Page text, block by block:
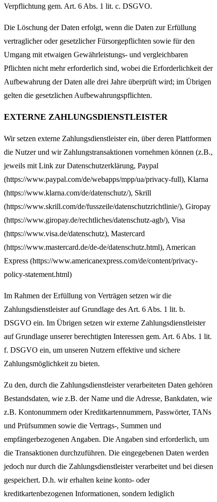
Verpflichtung gem. Art. 6 Abs. 1 lit. c. DSGVO.
Die Löschung der Daten erfolgt, wenn die Daten zur Erfüllung
vertraglicher oder gesetzlicher Fürsorgepflichten sowie für den
Umgang mit etwaigen Gewährleistungs- und vergleichbaren
Pflichten nicht mehr erforderlich sind, wobei die Erforderlichkeit der
Aufbewahrung der Daten alle drei Jahre überprüft wird; im Übrigen
gelten die gesetzlichen Aufbewahrungspflichten.
EXTERNE ZAHLUNGSDIENSTLEISTER
Wir setzen externe Zahlungsdienstleister ein, über deren Plattformen
die Nutzer und wir Zahlungstransaktionen vornehmen können (z.B.,
jeweils mit Link zur Datenschutzerklärung, Paypal
(https://www.paypal.com/de/webapps/mpp/ua/privacy-full), Klarna
(https://www.klarna.com/de/datenschutz/), Skrill
(https://www.skrill.com/de/fusszeile/datenschutzrichtlinie/), Giropay
(https://www.giropay.de/rechtliches/datenschutz-agb/), Visa
(https://www.visa.de/datenschutz), Mastercard
(https://www.mastercard.de/de-de/datenschutz.html), American
Express (https://www.americanexpress.com/de/content/privacy-
policy-statement.html)
Im Rahmen der Erfüllung von Verträgen setzen wir die
Zahlungsdienstleister auf Grundlage des Art. 6 Abs. 1 lit. b.
DSGVO ein. Im Übrigen setzen wir externe Zahlungsdienstleister
auf Grundlage unserer berechtigten Interessen gem. Art. 6 Abs. 1 lit.
f. DSGVO ein, um unseren Nutzern effektive und sichere
Zahlungsmöglichkeit zu bieten.
Zu den, durch die Zahlungsdienstleister verarbeiteten Daten gehören
Bestandsdaten, wie z.B. der Name und die Adresse, Bankdaten, wie
z.B. Kontonummern oder Kreditkartennummern, Passwörter, TANs
und Prüfsummen sowie die Vertrags-, Summen und
empfängerbezogenen Angaben. Die Angaben sind erforderlich, um
die Transaktionen durchzuführen. Die eingegebenen Daten werden
jedoch nur durch die Zahlungsdienstleister verarbeitet und bei diesen
gespeichert. D.h. wir erhalten keine konto- oder
kreditkartenbezogenen Informationen, sondern lediglich